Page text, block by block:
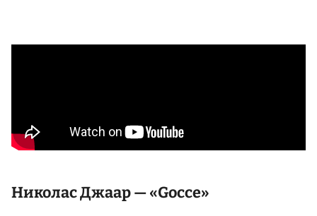
Николас Джаар — «Gocce»